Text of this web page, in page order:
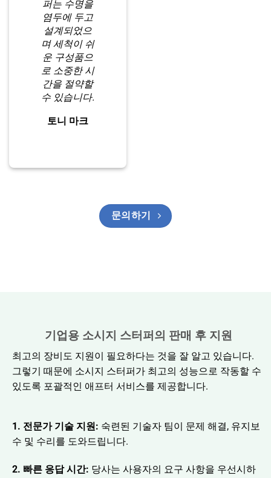
퍼는 수명을
염두에 두고
설계되었으
며 세척이 쉬
운 구성품으
로 소중한 시
간을 절약할
수 있습니다.
토니 마크
문의하기
기업용 소시지 스터퍼의 판매 후 지원
최고의 장비도 지원이 필요하다는 것을 잘 알고 있습니다.
그렇기 때문에 소시지 스터퍼가 최고의 성능으로 작동할 수
있도록 포괄적인 애프터 서비스를 제공합니다.
1. 전문가 기술 지원: 숙련된 기술자 팀이 문제 해결, 유지보
수 및 수리를 도와드립니다.
2. 빠른 응답 시간: 당사는 사용자의 요구 사항을 우선시하